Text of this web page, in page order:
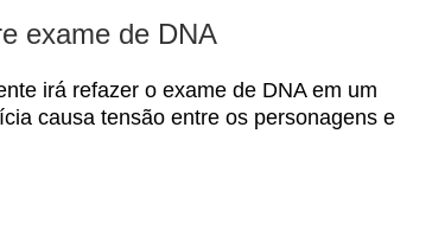
exame de DNA
irá refazer o exame de DNA em um
causa tensão entre os personagens e